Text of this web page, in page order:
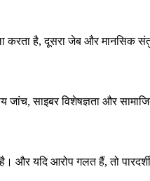
करता है, दूसरा जेब और मानसिक
जांच, साइबर विशेषज्ञता और
और यदि आरोप गलत हैं, तो